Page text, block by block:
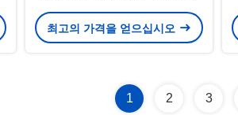
입니다. 고전력 UAV 및 FPV 드론
RF 모듈입니다. 휴대용과 신뢰할
최고의 가격을 얻으십시오
1 2 3